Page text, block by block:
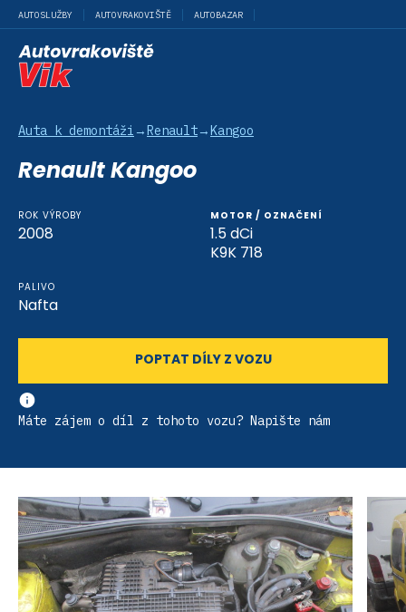
AUTOSLUŽBY AUTOVRAKOVIŠTĚ AUTOBAZAR
Auta k demontáži →Renault→Kangoo
Renault Kangoo
ROK VÝROBY
2008
MOTOR / OZNAČENÍ
1.5 dCi
K9K 718
PALIVO
Nafta
POPTAT DÍLY Z VOZU
Máte zájem o díl z tohoto vozu? Napište nám